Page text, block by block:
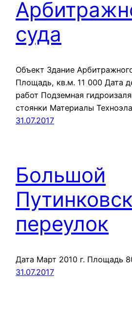
суда
Объект Здание
Площадь, кв.м. 11 000 Дата
работ Подземная
cтоянки Материалы
31.07.2017
Большой
переулок
Дата Март 2010 г. Площадь
31.07.2017